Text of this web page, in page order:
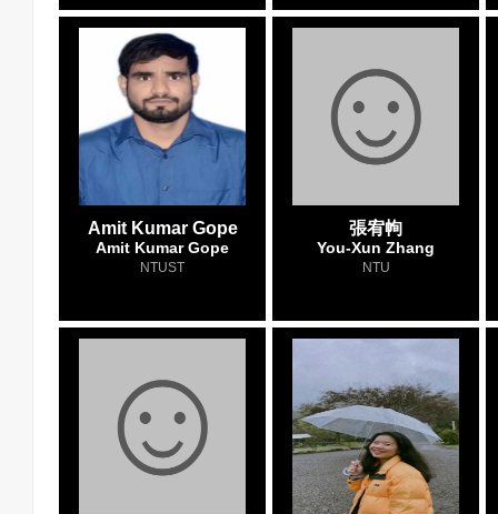
Amit Kumar Gope
Amit Kumar Gope
NTUST
張宥㡄
You-Xun Zhang
NTU